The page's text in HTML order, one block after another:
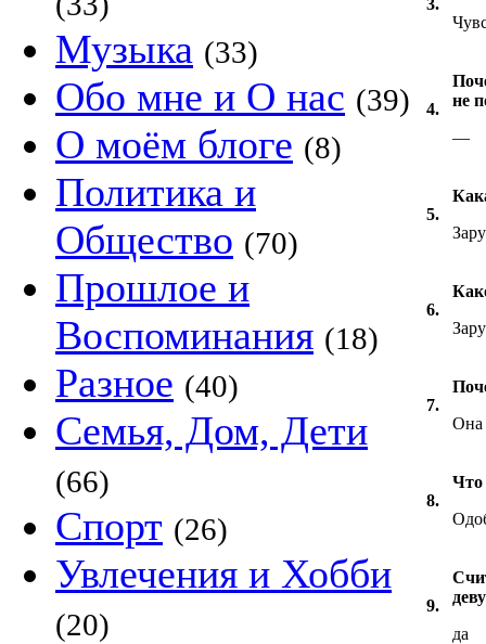
Музыка (33)
Обо мне и О нас (39)
О моём блоге (8)
Политика и
Общество (70)
Прошлое и
Воспоминания (18)
Разное (40)
Семья, Дом, Дети
(66)
Спорт (26)
Увлечения и Хобби
(20)
3.
4.
не
—
5.
6.
7.
Она
8.
Что
9.
да